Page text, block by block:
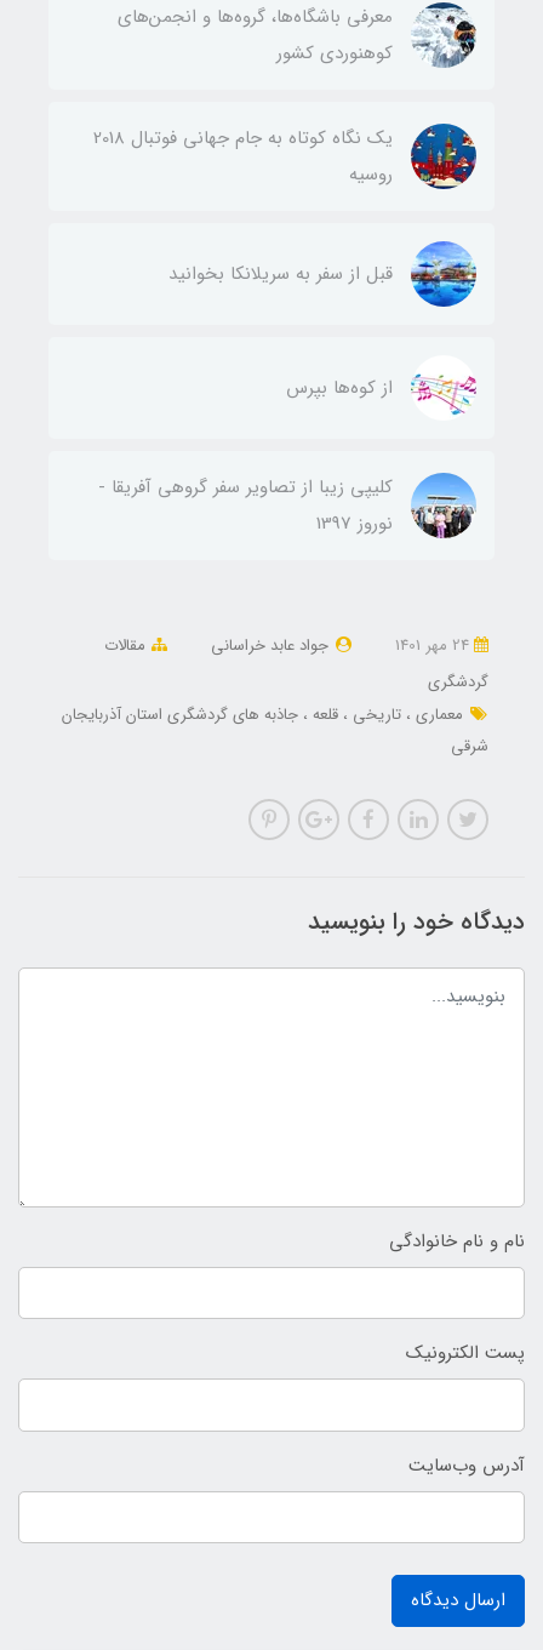
معرفی باشگاه‌ها، گروه‌ها و انجمن‌های
کوهنوردی کشور
یک نگاه کوتاه به جام جهانی فوتبال 2018
روسیه
قبل از سفر به سریلانکا بخوانید
از کوه‌ها بپرس
کلیپی زیبا از تصاویر سفر گروهی آفریقا -
نوروز 1397
جواد عابد خراسانی
مقالات
گردشگری
معماری تاریخی قلعه جاذبه های گردشگری استان آذربایجان
شرقی
دیدگاه خود را بنویسید
نام و نام خانوادگی
پست الکترونیک
آدرس وب‌سایت
ارسال دیدگاه